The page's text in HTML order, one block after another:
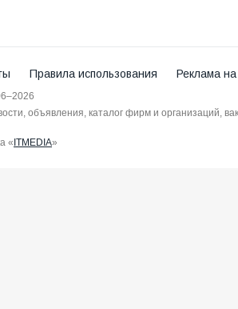
Правила использования Реклама
объявления, каталог фирм и организаций,
« ITMEDIA»